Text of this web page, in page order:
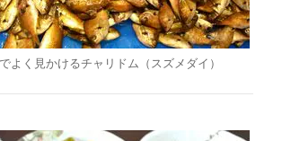
よく見かけるチャリドム（スズメダイ）